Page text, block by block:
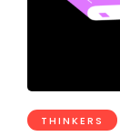
THINKERS